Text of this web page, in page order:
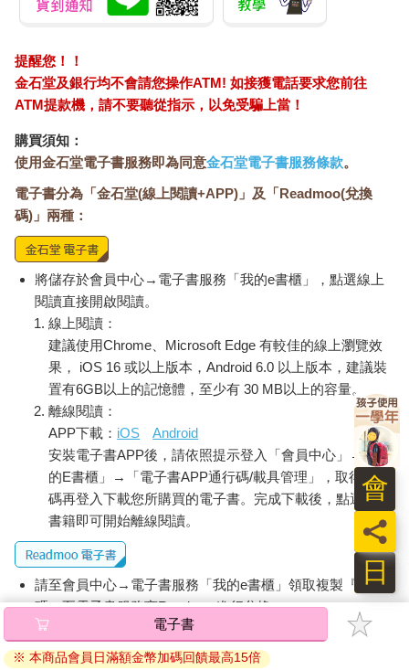
提醒您！！
金石堂及銀行均不會請您操作ATM! 如接獲電話要求您前往
ATM提款機，請不要聽從指示，以免受騙上當！
購買須知：
使用金石堂電子書服務即為同意金石堂電子書服務條款。
電子書分為「金石堂(線上閱讀+APP)」及「Readmoo(兌換
碼)」兩種：
將儲存於會員中心→電子書服務「我的e書櫃」，點選線上
閱讀直接開啟閱讀。
線上閱讀：
建議使用Chrome、Microsoft Edge 有較佳的線上瀏覽效
果， iOS 16 或以上版本，Android 6.0 以上版本，建議裝
置有6GB以上的記憶體，至少有 30 MB以上的容量。
離線閱讀：
APP下載： iOS
Android
安裝電子書APP後，請依照提示登入「會員中心」→「我
的E書櫃」→「電子書APP通行碼/載具管理」，取得通行
碼再登入下載您所購買的電子書。完成下載後，點選任一
書籍即可開始離線閱讀。
請至會員中心→電子書服務「我的e書櫃」領取複製『兌換
碼』至電子書服務商Readmoo進行兌換。
退換貨須知：
因版權保護，您在金石堂所購買的電子書僅能以金石堂專屬
電子書
※ 本商品會員日滿額金幣加碼回饋最高15倍
日
員
會